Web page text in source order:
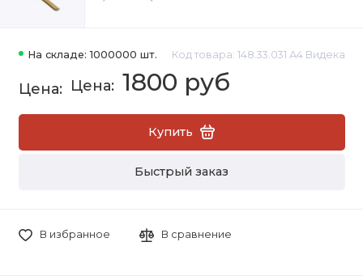
На складе: 1000000 шт. Код товара: 148.33.031 А4 Видека
1800 руб
Купить
Быстрый заказ
В избранное В сравнение